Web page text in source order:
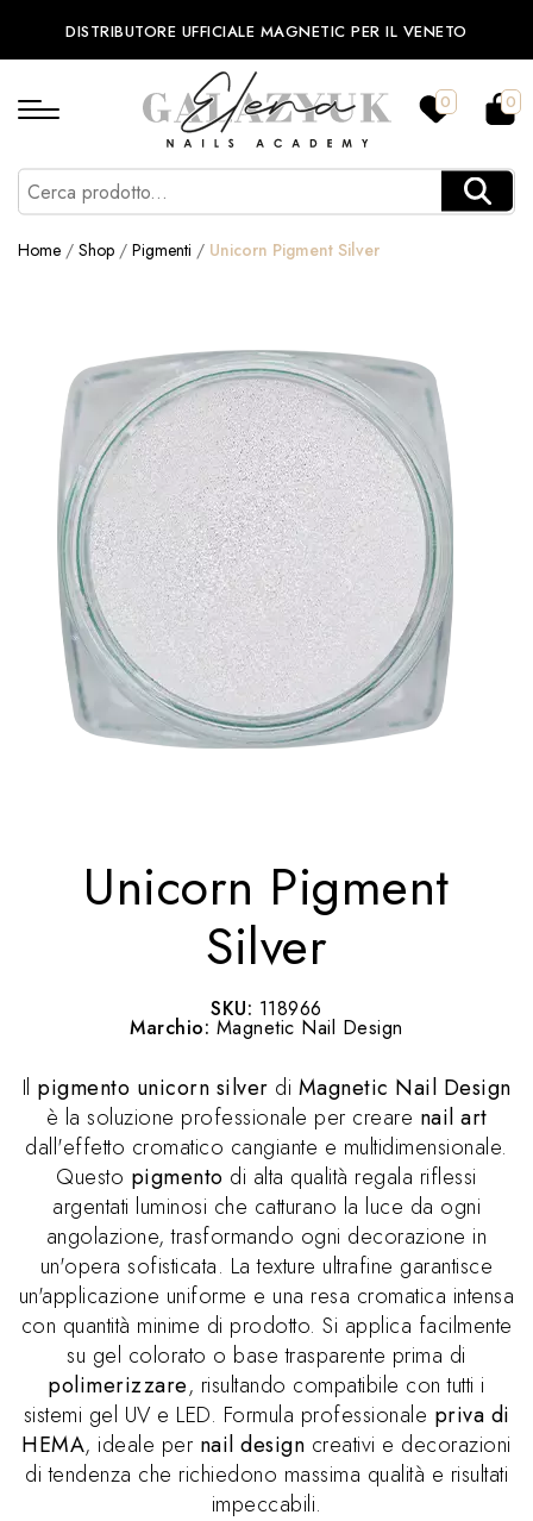
DISTRIBUTORE UFFICIALE MAGNETIC PER IL VENETO
0 0
Home / Shop / Pigmenti / Unicorn Pigment Silver
Unicorn Pigment
Silver
SKU: 118966
Marchio: Magnetic Nail Design
Il pigmento unicorn silver di Magnetic Nail Design
è la soluzione professionale per creare nail art
dall'effetto cromatico cangiante e multidimensionale.
Questo pigmento di alta qualità regala riflessi
argentati luminosi che catturano la luce da ogni
angolazione, trasformando ogni decorazione in
un'opera sofisticata. La texture ultrafine garantisce
un'applicazione uniforme e una resa cromatica intensa
con quantità minime di prodotto. Si applica facilmente
su gel colorato o base trasparente prima di
polimerizzare, risultando compatibile con tutti i
sistemi gel UV e LED. Formula professionale priva di
HEMA, ideale per nail design creativi e decorazioni
di tendenza che richiedono massima qualità e risultati
impeccabili.